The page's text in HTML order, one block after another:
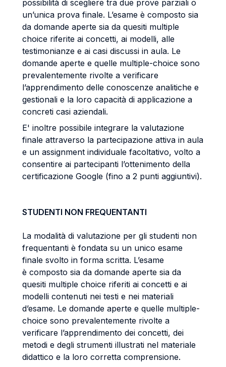
possibilità di scegliere tra due prove parziali o
un’unica prova finale. L’esame è composto sia
da domande aperte sia da quesiti multiple
choice riferite ai concetti, ai modelli, alle
testimonianze e ai casi discussi in aula. Le
domande aperte e quelle multiple-choice sono
prevalentemente rivolte a verificare
l’apprendimento delle conoscenze analitiche e
gestionali e la loro capacità di applicazione a
concreti casi aziendali.
E' inoltre possibile integrare la valutazione
finale attraverso la partecipazione attiva in aula
e un assignment individuale facoltativo, volto a
consentire ai partecipanti l’ottenimento della
certificazione Google (fino a 2 punti aggiuntivi).
STUDENTI NON FREQUENTANTI
La modalità di valutazione per gli studenti non
frequentanti è fondata su un unico esame
finale svolto in forma scritta. L’esame
è composto sia da domande aperte sia da
quesiti multiple choice riferiti ai concetti e ai
modelli contenuti nei testi e nei materiali
d’esame. Le domande aperte e quelle multiple-
choice sono prevalentemente rivolte a
verificare l’apprendimento dei concetti, dei
metodi e degli strumenti illustrati nel materiale
didattico e la loro corretta comprensione.